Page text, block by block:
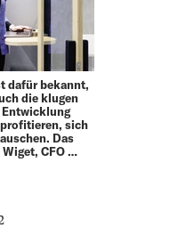
dafür bekannt,
die klugen
Entwicklung
sich
Das
CFO …